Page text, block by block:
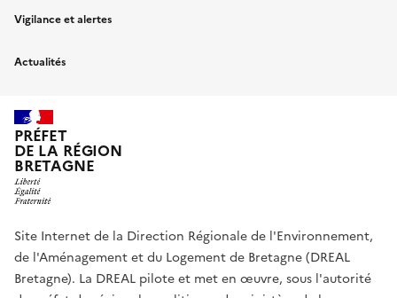
Vigilance et alertes
Actualités
PRÉFET
DE LA RÉGION
BRETAGNE
Site Internet de la Direction Régionale de l'Environnement,
de l'Aménagement et du Logement de Bretagne (DREAL
Bretagne). La DREAL pilote et met en œuvre, sous l'autorité